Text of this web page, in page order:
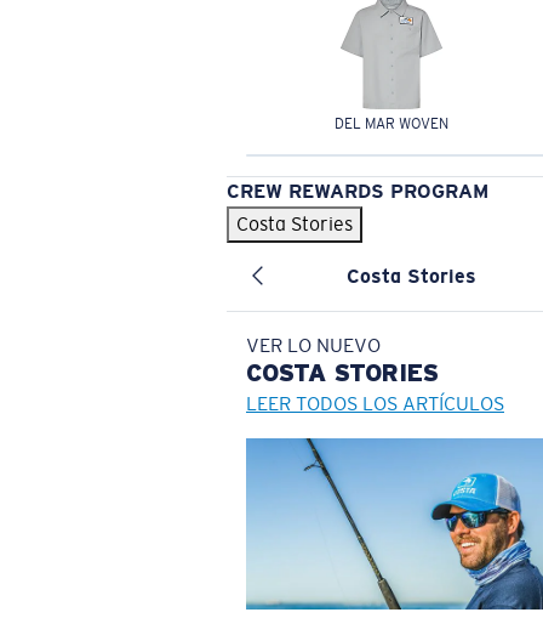
DEL MAR WOVEN
CREW REWARDS PROGRAM
Costa Stories
Costa Stories
VER LO NUEVO
COSTA STORIES
LEER TODOS LOS ARTÍCULOS